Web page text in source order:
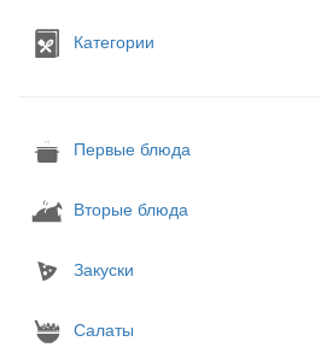
Категории
Первые блюда
Вторые блюда
Закуски
Салаты